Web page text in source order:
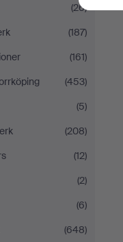
(26)
(187)
(161)
(453)
(5)
(208)
(12)
(2)
(6)
(648)